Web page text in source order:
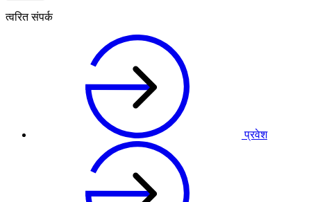
त्वरित संपर्क
प्रवेश